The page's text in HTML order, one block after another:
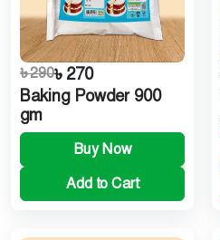
৳ 290৳ 270
Baking Powder 900
gm
Buy Now
Add to Cart